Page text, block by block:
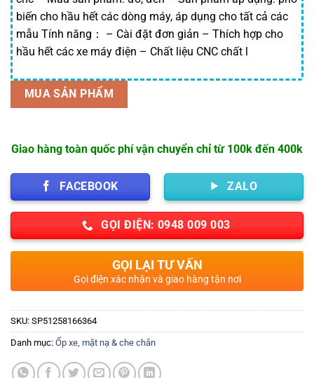
biến cho hầu hết các dòng máy, áp dụng cho tất cả các
mẫu Tính năng： – Cài đặt đơn giản – Thích hợp cho
hầu hết các xe máy điện – Chất liệu CNC chất l
MUA SẢN PHẨM
Giao hàng toàn quốc phí vận chuyển chỉ từ 100k đến 400k
FACEBOOK ZALO
GỌI ĐIỆN: 0948 009 003
GỌI LẠI TƯ VẤN
Gọi điện xác nhận và giao hàng tận nơi
SKU: SP51258166364
Danh mục: Ốp xe, mặt nạ & che chắn